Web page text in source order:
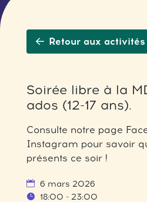
Retour aux activités
Soirée libre à la
ados (12-17 ans).
Consulte notre page
Instagram pour savoir
présents ce soir !
6 mars 2026
18:00 - 23:00